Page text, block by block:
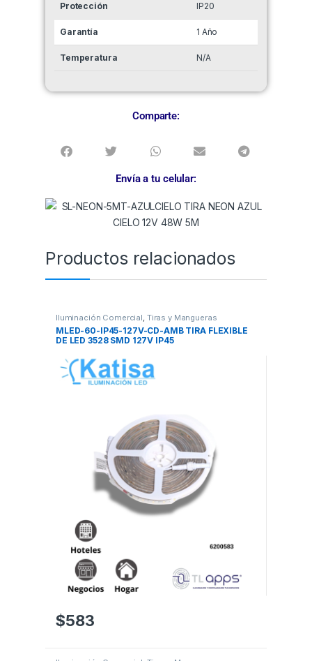
Protección IP20
Garantía 1 Año
Temperatura N/A
Comparte:
Envía a tu celular:
Productos relacionados
Iluminación Comercial, Tiras y Mangueras
MLED-60-IP45-127V-CD-AMB TIRA FLEXIBLE
DE LED 3528 SMD 127V IP45
$583